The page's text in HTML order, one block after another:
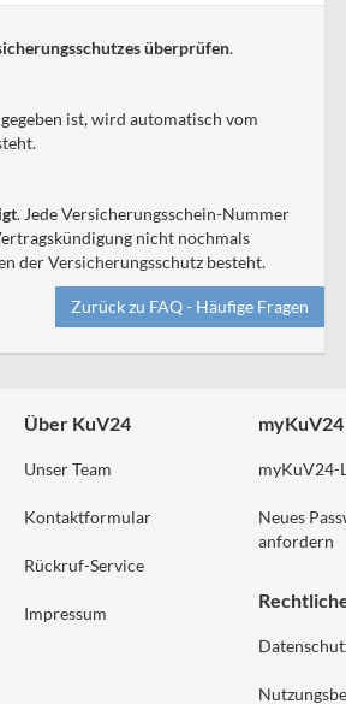
überprüfen.
ist, wird automatisch vom
. Jede Versicherungsschein-Nummer
nicht nochmals
der Versicherungsschutz besteht.
Zurück zu FAQ - Häufige Fragen
Über KuV24
Unser Team
Kontaktformular
Rückruf-Service
Impressum
myKuV24
myKuV24-
Neues
anfordern